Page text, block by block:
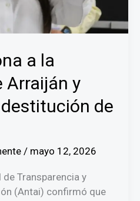
a la
Arraiján y
de
/ mayo 12, 2026
Transparencia y
(Antai) confirmó que